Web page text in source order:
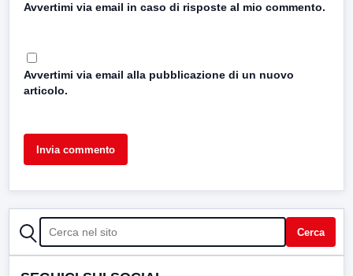
Avvertimi via email in caso di risposte al mio commento.
Avvertimi via email alla pubblicazione di un nuovo
articolo.
CERCA Cerca